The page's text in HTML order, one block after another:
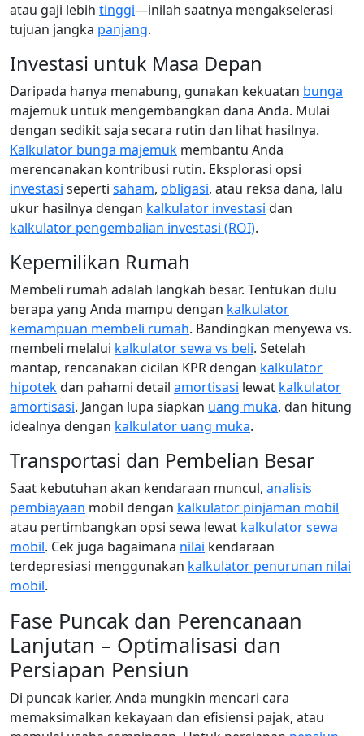
atau gaji lebih tinggi—inilah saatnya mengakselerasi
tujuan jangka panjang.
Investasi untuk Masa Depan
Daripada hanya menabung, gunakan kekuatan bunga
majemuk untuk mengembangkan dana Anda. Mulai
dengan sedikit saja secara rutin dan lihat hasilnya.
Kalkulator bunga majemuk membantu Anda
merencanakan kontribusi rutin. Eksplorasi opsi
investasi seperti saham, obligasi, atau reksa dana, lalu
ukur hasilnya dengan kalkulator investasi dan
kalkulator pengembalian investasi (ROI).
Kepemilikan Rumah
Membeli rumah adalah langkah besar. Tentukan dulu
berapa yang Anda mampu dengan kalkulator
kemampuan membeli rumah. Bandingkan menyewa vs.
membeli melalui kalkulator sewa vs beli. Setelah
mantap, rencanakan cicilan KPR dengan kalkulator
hipotekdan pahami detail amortisasi lewat kalkulator
amortisasi. Jangan lupa siapkan uang muka, dan hitung
idealnya dengan kalkulator uang muka.
Transportasi dan Pembelian Besar
Saat kebutuhan akan kendaraan muncul, analisis
pembiayaan mobil dengan kalkulator pinjaman mobil
atau pertimbangkan opsi sewa lewat kalkulator sewa
mobil. Cek juga bagaimana nilai kendaraan
terdepresiasi menggunakan kalkulator penurunan nilai
mobil.
Fase Puncak dan Perencanaan
Lanjutan – Optimalisasi dan
Persiapan Pensiun
Di puncak karier, Anda mungkin mencari cara
memaksimalkan kekayaan dan efisiensi pajak, atau